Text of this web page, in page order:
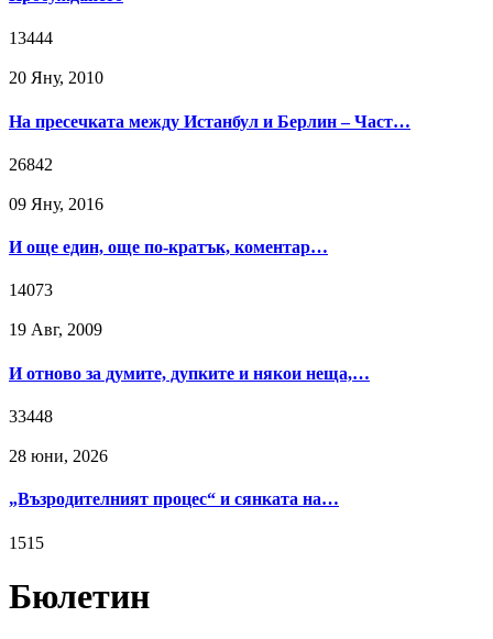
13444
20 Яну, 2010
На пресечката между Истанбул и Берлин – Част…
26842
09 Яну, 2016
И още един, още по-кратък, коментар…
14073
19 Авг, 2009
И отново за думите, дупките и някои неща,…
33448
28 юни, 2026
„Възродителният процес“ и сянката на…
1515
Бюлетин